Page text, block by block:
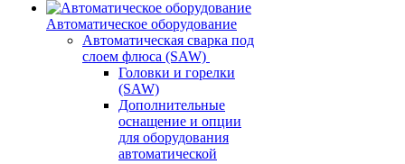
Автоматическое оборудование
Автоматическая сварка под
слоем флюса (SAW)
Головки и горелки
(SAW)
Дополнительные
оснащение и опции
для оборудования
автоматической